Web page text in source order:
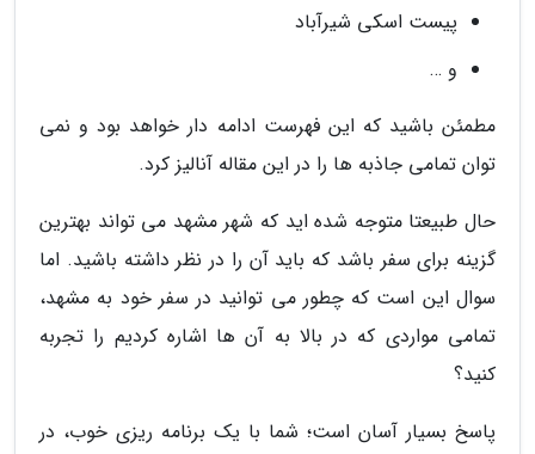
پیست اسکی شیرآباد
و …
مطمئن باشید که این فهرست ادامه دار خواهد بود و نمی
توان تمامی جاذبه ها را در این مقاله آنالیز کرد.
حال طبیعتا متوجه شده اید که شهر مشهد می تواند بهترین
گزینه برای سفر باشد که باید آن را در نظر داشته باشید. اما
سوال این است که چطور می توانید در سفر خود به مشهد،
تمامی مواردی که در بالا به آن ها اشاره کردیم را تجربه
کنید؟
پاسخ بسیار آسان است؛ شما با یک برنامه ریزی خوب، در